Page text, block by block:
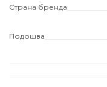
Страна бренда
Подошва